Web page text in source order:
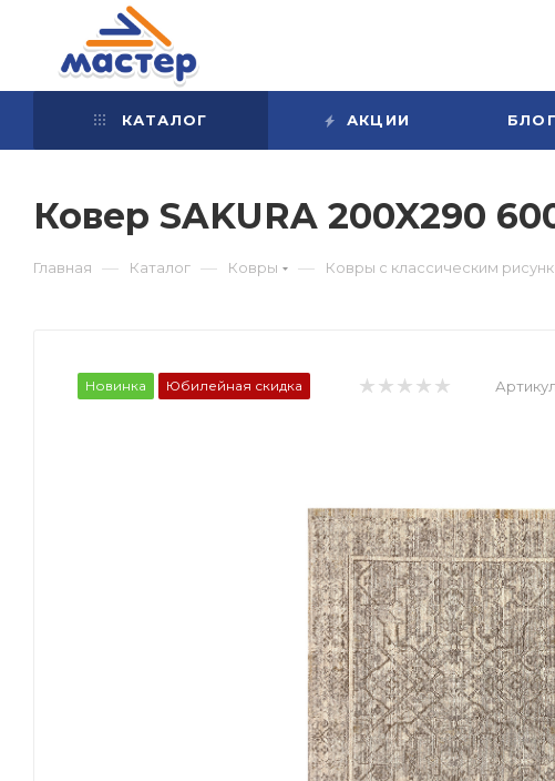
КАТАЛОГ АКЦИИ БЛОГ
Ковер SAKURA 200X290
Главная — Каталог — Ковры — Ковры с классическим
Новинка Юбилейная скидка